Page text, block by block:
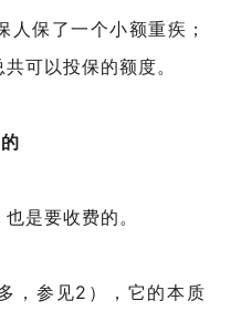
保了一个小额重疾；
可以投保的额度。
是要收费的。
，参见2），它的本质